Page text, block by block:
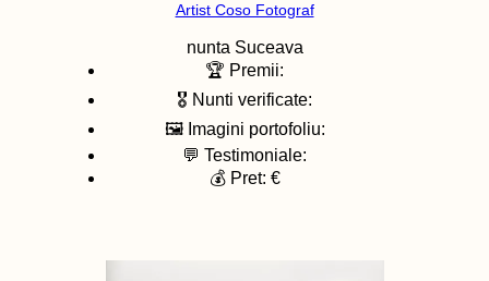
Artist Coso Fotograf
nunta Suceava
🏆 Premii:
🎖️ Nunti verificate:
🖼️ Imagini portofoliu:
💬 Testimoniale:
💰 Pret: €